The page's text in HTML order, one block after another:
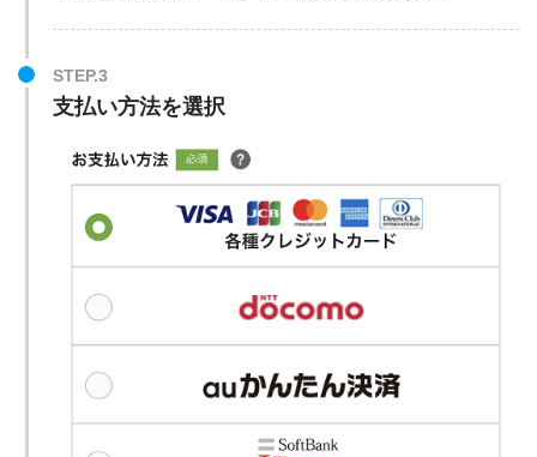
STEP.3
支払い方法を選択